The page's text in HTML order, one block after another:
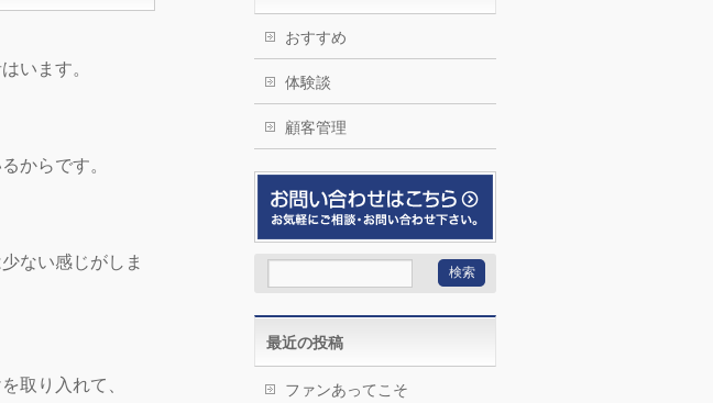
います。
からです。
ない感じがしま
取り入れて、
おすすめ
体験談
顧客管理
最近の投稿
ファンあってこそ